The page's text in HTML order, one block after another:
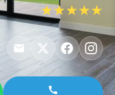
★★★★★